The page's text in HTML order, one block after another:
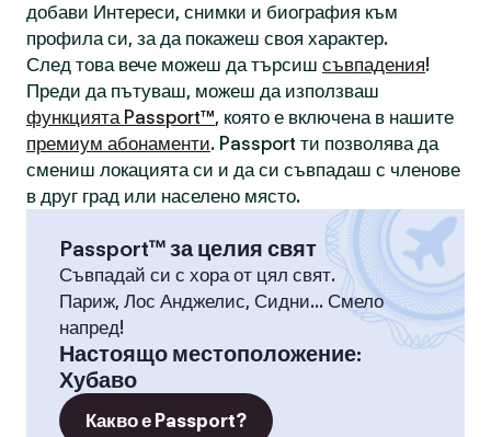
добави Интереси, снимки и биография към
профила си, за да покажеш своя характер.
След това вече можеш да търсиш съвпадения!
Преди да пътуваш, можеш да използваш
функцията Passport™, която е включена в нашите
премиум абонаменти. Passport ти позволява да
смениш локацията си и да си съвпадаш с членове
в друг град или населено място.
Passport™ за целия свят
Съвпадай си с хора от цял свят.
Париж, Лос Анджелис, Сидни... Смело
напред!
Настоящо местоположение:
Хубаво
Какво е Passport?